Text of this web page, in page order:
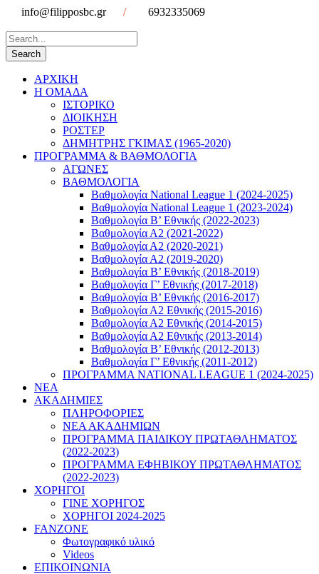
info@filipposbc.gr / 6932335069
ΑΡΧΙΚΗ
Η ΟΜΑΔΑ
ΙΣΤΟΡΙΚΟ
ΔΙΟΙΚΗΣΗ
ΡΟΣΤΕΡ
ΔΗΜΗΤΡΗΣ ΓΚΙΜΑΣ (1965-2020)
ΠΡΟΓΡΑΜΜΑ & ΒΑΘΜΟΛΟΓΙΑ
ΑΓΩΝΕΣ
ΒΑΘΜΟΛΟΓΙΑ
Βαθμολογία National League 1 (2024-2025)
Βαθμολογία National League 1 (2023-2024)
Βαθμολογία Β’ Εθνικής (2022-2023)
Βαθμολογία Α2 (2021-2022)
Βαθμολογία Α2 (2020-2021)
Βαθμολογία Α2 (2019-2020)
Βαθμολογία B’ Εθνικής (2018-2019)
Βαθμολογία Γ’ Εθνικής (2017-2018)
Βαθμολογία Β’ Εθνικής (2016-2017)
Βαθμολογία Α2 Εθνικής (2015-2016)
Βαθμολογία Α2 Εθνικής (2014-2015)
Βαθμολογία Α2 Εθνικής (2013-2014)
Βαθμολογία Β’ Εθνικής (2012-2013)
Βαθμολογία Γ’ Εθνικής (2011-2012)
ΠΡΟΓΡΑΜΜΑ NATIONAL LEAGUE 1 (2024-2025)
ΝΕΑ
ΑΚΑΔΗΜΙΕΣ
ΠΛΗΡΟΦΟΡΙΕΣ
ΝΕΑ ΑΚΑΔΗΜΙΩΝ
ΠΡΟΓΡΑΜΜΑ ΠΑΙΔΙΚΟΥ ΠΡΩΤΑΘΛΗΜΑΤΟΣ
(2022-2023)
ΠΡΟΓΡΑΜΜΑ ΕΦΗΒΙΚΟΥ ΠΡΩΤΑΘΛΗΜΑΤΟΣ
(2022-2023)
ΧΟΡΗΓΟΙ
ΓΙΝΕ ΧΟΡΗΓΟΣ
ΧΟΡΗΓΟΙ 2024-2025
FANZONE
Φωτογραφικό υλικό
Videos
ΕΠΙΚΟΙΝΩΝΙΑ